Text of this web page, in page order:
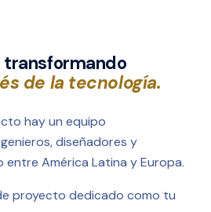
transformando
de la tecnología.
hay un equipo
diseñadores y
América Latina y Europa.
proyecto dedicado como tu